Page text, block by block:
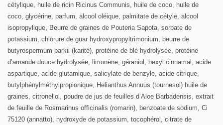
cétylique, huile de ricin Ricinus Communis, huile de coco, huile de
coco, glycérine, parfum, alcool oléique, palmitate de cétyle, alcool
isopropylique, Beurre de graines de Pouteria Sapota, sorbate de
potassium, chlorure de guar hydroxypropyltrimonium, beurre de
butyrospermum parkii (karité), protéine de blé hydrolysée, protéine
d’amande douce hydrolysée, limonène, géraniol, hexyl cinnamal, acide
aspartique, acide glutamique, salicylate de benzyle, acide citrique,
butylphénylméthylpropionique, Helianthus Annuus (tournesol) huile de
graines, citronellol, poudre de jus de feuilles d’Aloe Barbadensis, extrait
de feuille de Rosmarinus officinalis (romarin), benzoate de sodium, Ci
75120 (annatto), hydroxyde de potassium, tocophérol, citrate de